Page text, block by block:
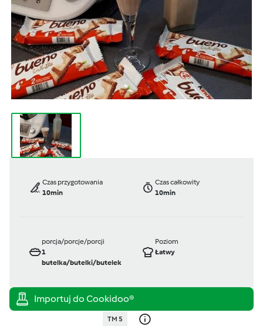
Czas przygotowania
10min
Czas całkowity
10min
porcja/porcje/porcji
1
butelka/butelki/butelek
Poziom
Łatwy
TM 5